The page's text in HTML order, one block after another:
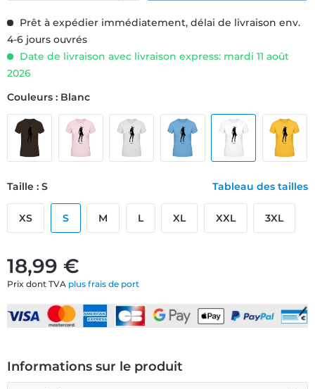
18,99 €
Prix dont TVA plus frais de port
Prêt à expédier immédiatement, délai de livraison env.
4-6 jours ouvrés
Date de livraison avec livraison express: mardi 11 août
2026
Couleurs : Blanc
Taille : S Tableau des tailles
XS S M L XL XXL 3XL
Informations sur le produit